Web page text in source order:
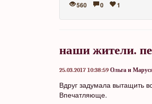
560 0 1
наши жители.
25.03.2017 10:38:59 Ольга и
Вдруг задумала вытащить
Впечатляюще.